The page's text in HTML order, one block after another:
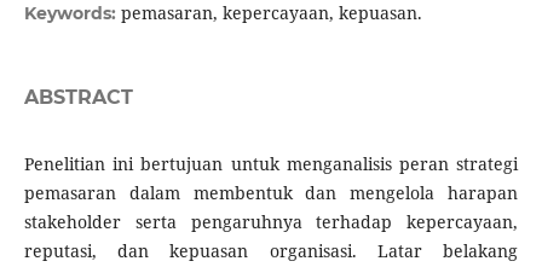
Keywords: pemasaran, kepercayaan, kepuasan.
ABSTRACT
Penelitian ini bertujuan untuk menganalisis peran strategi
pemasaran dalam membentuk dan mengelola harapan
stakeholder serta pengaruhnya terhadap kepercayaan,
reputasi, dan kepuasan organisasi. Latar belakang